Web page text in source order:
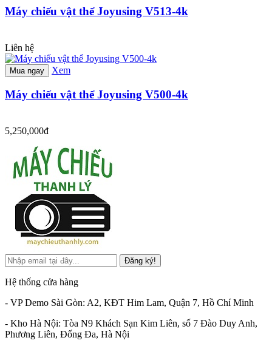
Máy chiếu vật thể Joyusing V513-4k
Liên hệ
Mua ngay Xem
Máy chiếu vật thể Joyusing V500-4k
5,250,000đ
Đăng ký!
Hệ thống cửa hàng
- VP Demo Sài Gòn: A2, KĐT Him Lam, Quận 7, Hồ Chí Minh
- Kho Hà Nội: Tòa N9 Khách Sạn Kim Liên, số 7 Đào Duy Anh,
Phương Liên, Đống Đa, Hà Nội